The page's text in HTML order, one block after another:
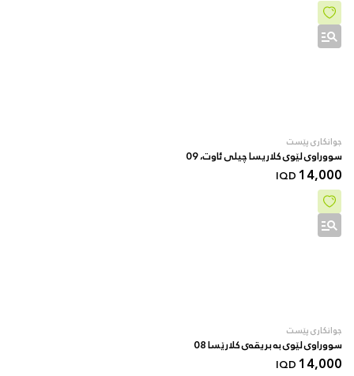
جوانکاری پێست
سووراوی لێوی کلاریسا چیلی ئاوت، 09
14,000
IQD
جوانکاری پێست
سووراوی لێوی بە بریقەی کلارێسا 08
14,000
IQD